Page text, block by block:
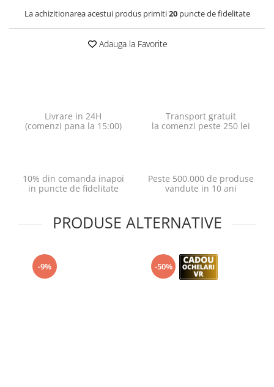
La achizitionarea acestui produs primiti20puncte de fidelitate
Adauga la Favorite
Livrare in 24H
(comenzi pana la 15:00)
Transport gratuit
la comenzi peste 250 lei
10% din comanda inapoi
in puncte de fidelitate
Peste 500.000 de produse
vandute in 10 ani
PRODUSE ALTERNATIVE
-9% -50%